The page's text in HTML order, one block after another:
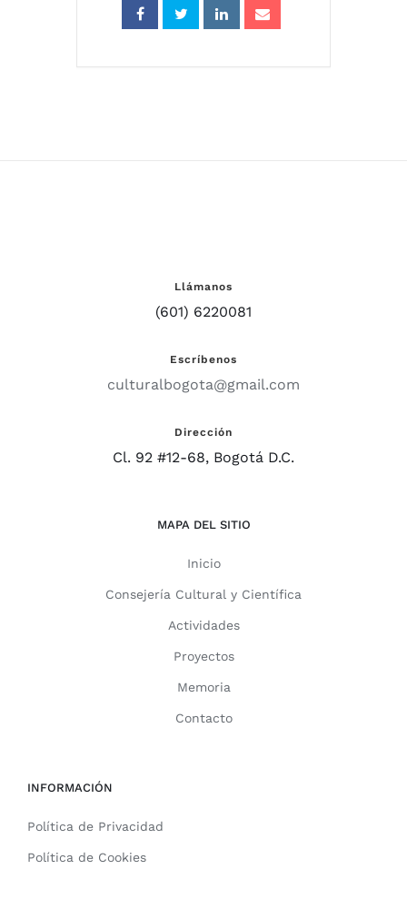
Llámanos
(601) 6220081
Escríbenos
culturalbogota@gmail.com
Dirección
Cl. 92 #12-68, Bogotá D.C.
MAPA DEL SITIO
Inicio
Consejería Cultural y Científica
Actividades
Proyectos
Memoria
Contacto
INFORMACIÓN
Política de Privacidad
Política de Cookies